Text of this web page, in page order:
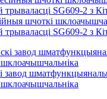
шчоткі
трываласці SG609-2 з
завод